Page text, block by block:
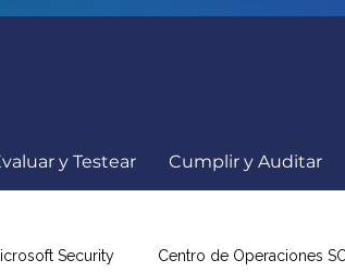
y Testear Cumplir y Auditar
Security Centro de Operaciones